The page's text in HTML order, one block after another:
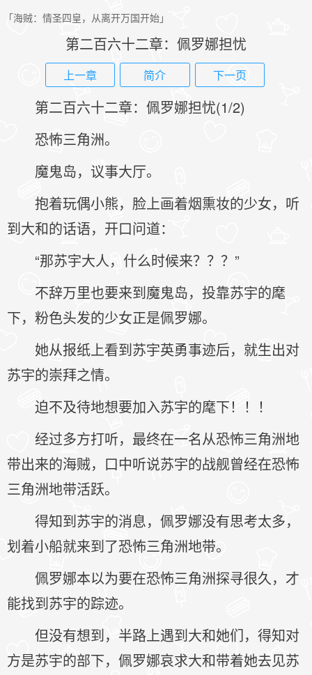
「海贼：情圣四皇，从离开万国开始」
第二百六十二章：佩罗娜担忧
上一章 简介 下一页
第二百六十二章：佩罗娜担忧(1/2)
恐怖三角洲。
魔鬼岛，议事大厅。
抱着玩偶小熊，脸上画着烟熏妆的少女，听
到大和的话语，开口问道：
“那苏宇大人，什么时候来？？？”
不辞万里也要来到魔鬼岛，投靠苏宇的麾
下，粉色头发的少女正是佩罗娜。
她从报纸上看到苏宇英勇事迹后，就生出对
苏宇的崇拜之情。
迫不及待地想要加入苏宇的麾下！！！
经过多方打听，最终在一名从恐怖三角洲地
带出来的海贼，口中听说苏宇的战舰曾经在恐怖
三角洲地带活跃。
得知到苏宇的消息，佩罗娜没有思考太多，
划着小船就来到了恐怖三角洲地带。
佩罗娜本以为要在恐怖三角洲探寻很久，才
能找到苏宇的踪迹。
但没有想到，半路上遇到大和她们，得知对
方是苏宇的部下，佩罗娜哀求大和带着她去见苏